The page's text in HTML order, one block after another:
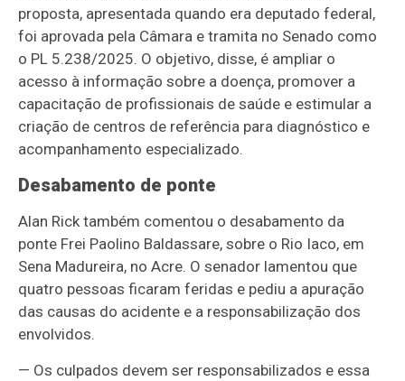
proposta, apresentada quando era deputado federal,
foi aprovada pela Câmara e tramita no Senado como
o PL 5.238/2025. O objetivo, disse, é ampliar o
acesso à informação sobre a doença, promover a
capacitação de profissionais de saúde e estimular a
criação de centros de referência para diagnóstico e
acompanhamento especializado.
Desabamento de ponte
Alan Rick também comentou o desabamento da
ponte Frei Paolino Baldassare, sobre o Rio Iaco, em
Sena Madureira, no Acre. O senador lamentou que
quatro pessoas ficaram feridas e pediu a apuração
das causas do acidente e a responsabilização dos
envolvidos.
— Os culpados devem ser responsabilizados e essa